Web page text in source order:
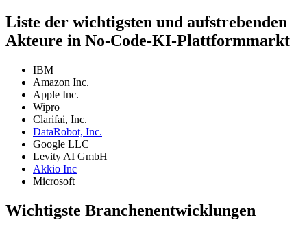
Liste der wichtigsten und aufstrebenden
Akteure in No-Code-KI-Plattformmarkt
IBM
Amazon Inc.
Apple Inc.
Wipro
Clarifai, Inc.
DataRobot, Inc.
Google LLC
Levity AI GmbH
Akkio Inc
Microsoft
Wichtigste Branchenentwicklungen